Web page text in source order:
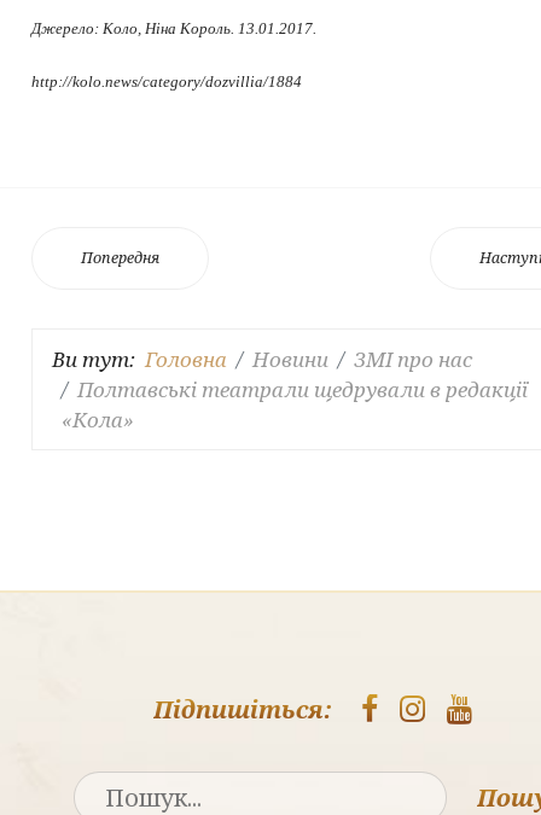
Джерело: Коло, Ніна Король. 13.01.2017.
http://kolo.news/category/dozvillia/1884
Попередня
Ви тут:Головна Новини
ЗМІ про нас
Полтавські театрали щедрували в редакції
«Кола»
Підпишіться: